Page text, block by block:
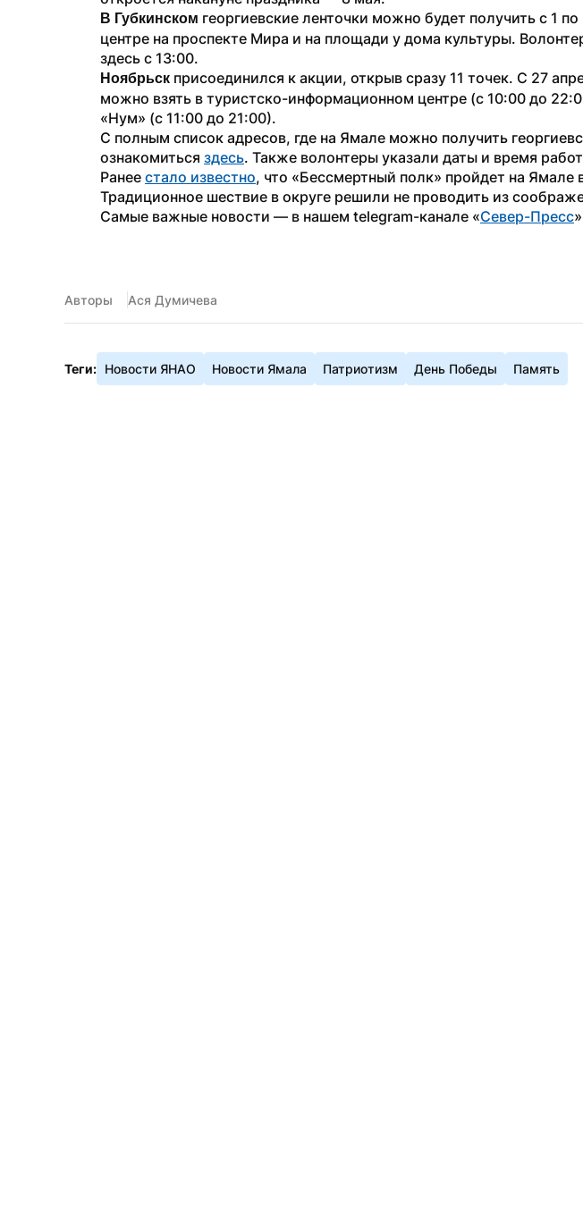
В Губкинском георгиевские ленточки можно будет получить с 1
центре на проспекте Мира и на площади у дома культуры.
здесь с 13:00.
Ноябрьск присоединился к акции, открыв сразу 11 точек. С 27
можно взять в туристско-информационном центре (с 10:00 до
«Нум» (с 11:00 до 21:00).
С полным список адресов, где на Ямале можно получить
ознакомиться здесь. Также волонтеры указали даты и время
Ранее стало известно, что «Бессмертный полк» пройдет на Ямале
Традиционное шествие в округе решили не проводить из
Самые важные новости — в нашем telegram-канале «Север-Пресс
Авторы Ася Думичева
Теги: Новости ЯНАО Новости Ямала Патриотизм День Победы Память